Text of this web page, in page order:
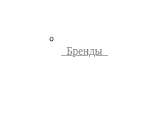
Бренды